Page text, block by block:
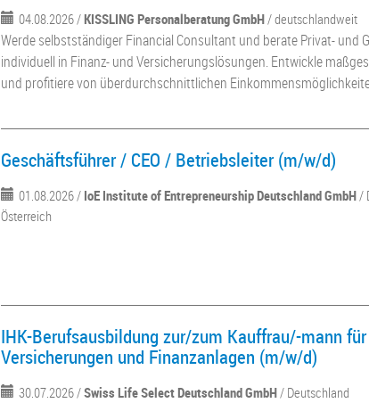
04.08.2026 /KISSLING Personalberatung GmbH/ deutschlandweit
Werde selbstständiger Financial Consultant und berate Privat- und
individuell in Finanz- und Versicherungslösungen. Entwickle
und profitiere von überdurchschnittlichen
Geschäftsführer / CEO / Betriebsleiter (m/w/d)
01.08.2026 / IoE Institute of Entrepreneurship Deutschland GmbH/
Österreich
IHK-Berufsausbildung zur/zum Kauffrau/-mann für
Versicherungen und Finanzanlagen (m/w/d)
30.07.2026 /Swiss Life Select Deutschland GmbH/ Deutschland